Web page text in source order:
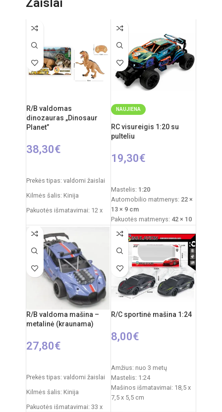
Svoris: 1,2 kg
Kilmės šalis: Kinija
Žaislai
R/B valdomas
dinozauras „Dinosaur
Planet”
38,30€
Prekės tipas: valdomi žaislai
Kilmės šalis: Kinija
Pakuotės išmatavimai: 12 x
Dinozauro išmatavimai: 29,5x
x 52 cm
Žaislo sudėtis: plastikas,
guma
Rekomenduojamas amžius:
nuo 3 metų
Elementai: 3 x AA
(nepridedamos)
NAUJIENA
RC visureigis 1:20 su
pulteliu
19,30€
Mastelis: 1:20
Automobilio matmenys: 22 ×
13 × 9 cm
Pakuotės matmenys: 42 × 10
× 32 cm
Maitinimas (automobilis):3,7
V įkraunamas akumuliatorius
Maitinimas (pultelis):2 × AA
(nepridedamos)
Svoris:1,2 kg
Rekomenduojamas amžius:
nuo 6 metų
R/B valdoma mašina –
metalinė (kraunama)
27,80€
Prekės tipas: valdomi žaislai
Kilmės šalis: Kinija
Pakuotės išmatavimai: 33 x
R/C sportinė mašina 1:24
8,00€
Amžius: nuo 3 metų
Mastelis: 1:24
Mašinos išmatavimai: 18,5 x
7,5 x 5,5 cm